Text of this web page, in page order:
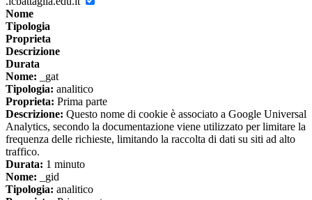
Nome
Tipologia
Proprieta
Descrizione
Durata
Nome: _gat
Tipologia: analitico
Proprieta: Prima parte
Descrizione: Questo nome di cookie è associato a Google Universal
Analytics, secondo la documentazione viene utilizzato per limitare la
frequenza delle richieste, limitando la raccolta di dati su siti ad alto
traffico.
Durata: 1 minuto
Nome: _gid
Tipologia: analitico